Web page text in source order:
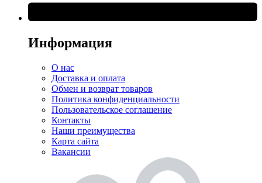
Информация
О нас
Доставка и оплата
Обмен и возврат товаров
Политика конфиденциальности
Пользовательское соглашение
Контакты
Наши преимущества
Карта сайта
Вакансии